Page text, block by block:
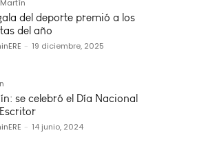
del deporte premió a los
del año
- 19 diciembre, 2025
se celebró el Día Nacional
- 14 junio, 2024